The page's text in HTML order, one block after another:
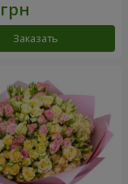
Заказать